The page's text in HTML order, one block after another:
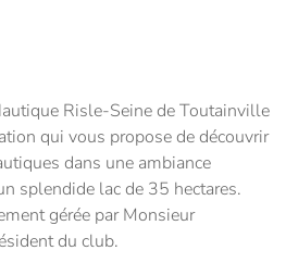
Risle-Seine de Toutainville
qui vous propose de découvrir
dans une ambiance
splendide lac de 35 hectares.
gérée par Monsieur
du club.